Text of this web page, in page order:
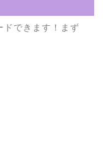
ドできます！まず